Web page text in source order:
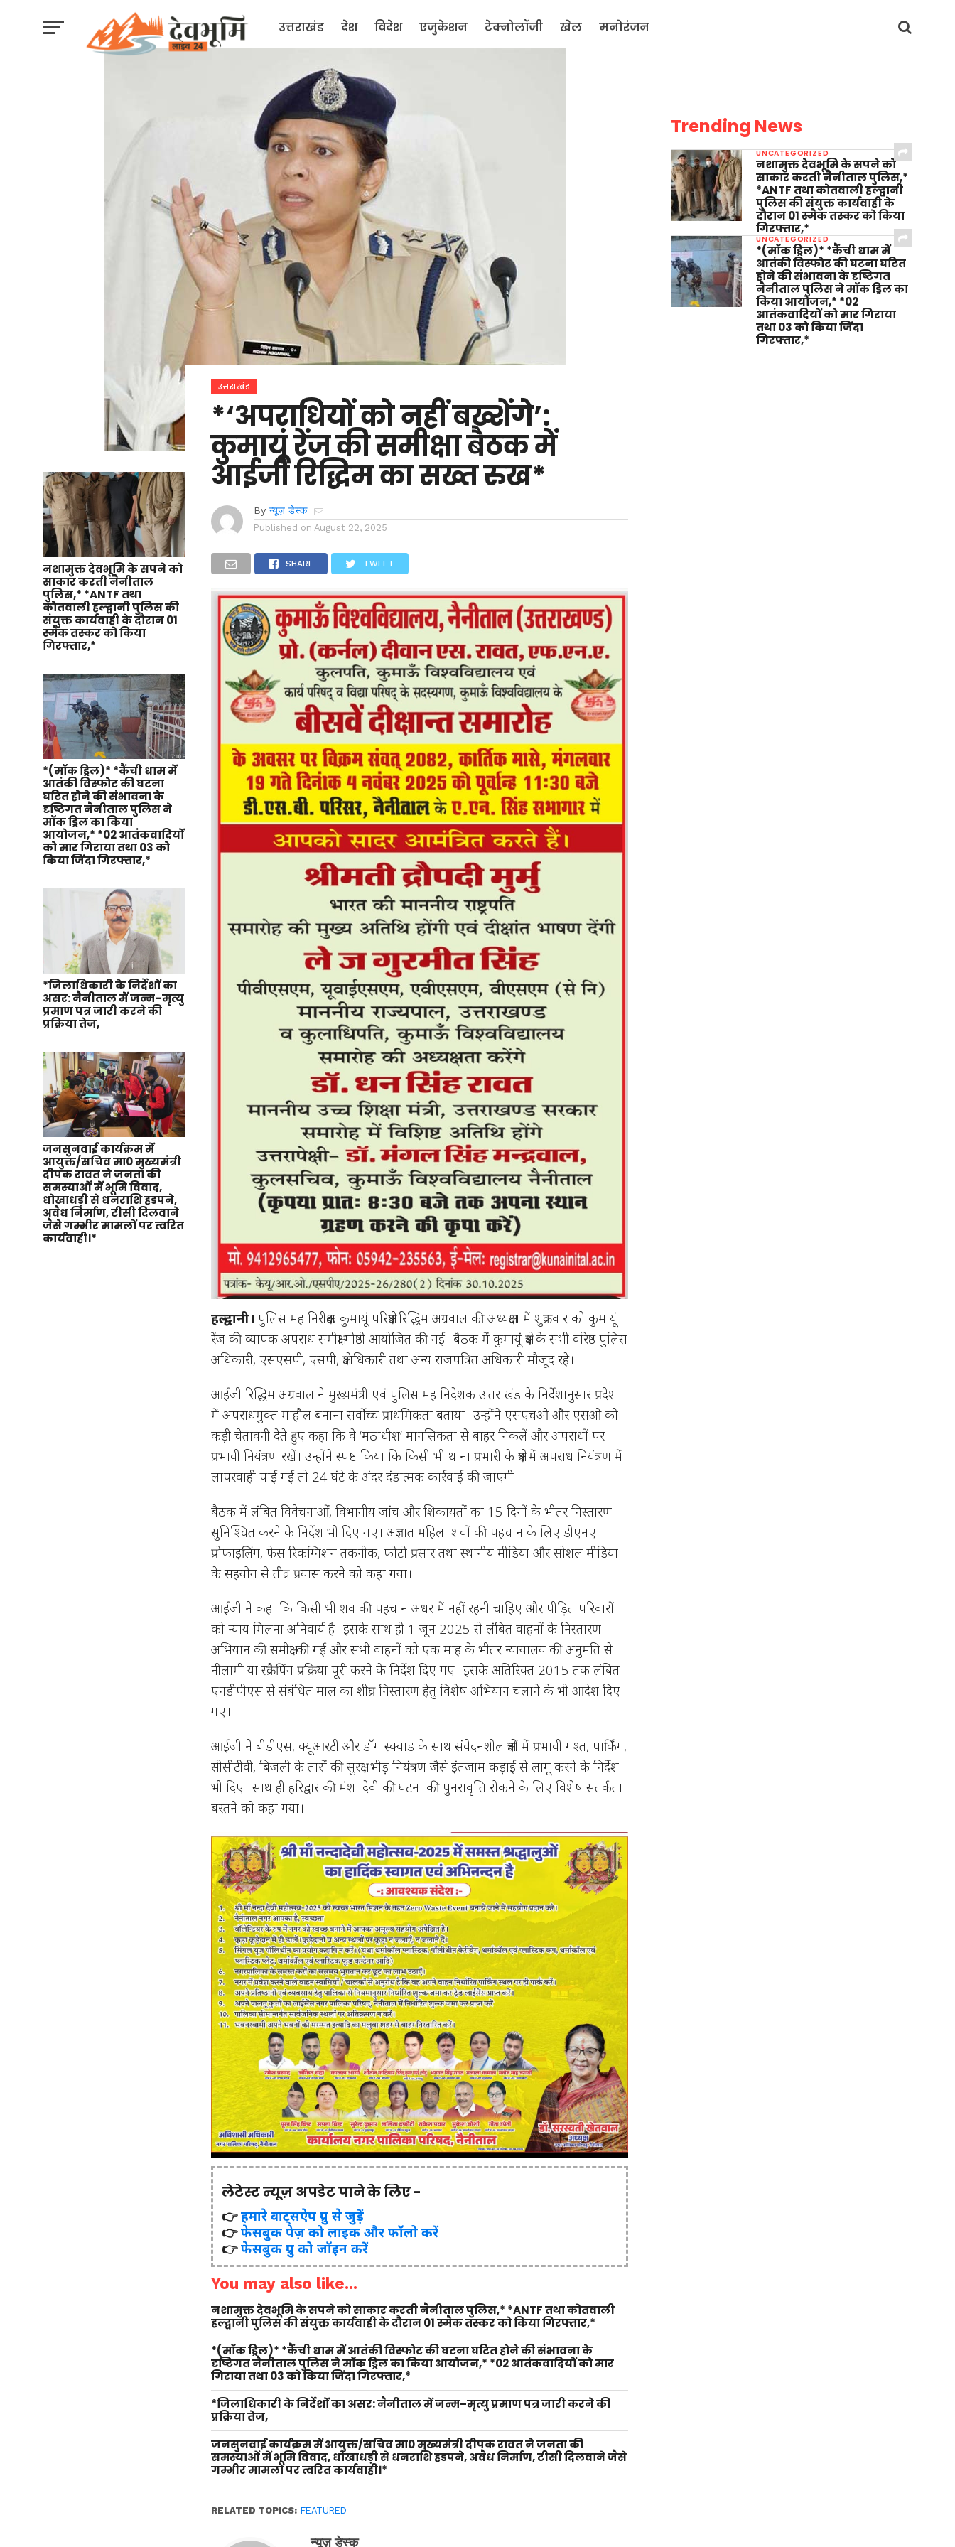
उत्तराखंड देश विदेश एजुकेशन टेक्नोलॉजी खेल मनोरंजन
नशामुक्त देवभूमि के सपने को
साकार करती नैनीताल
पुलिस,* *ANTF तथा
कोतवाली हल्द्वानी पुलिस की
संयुक्त कार्यवाही के दौरान 01
स्मैक तस्कर को किया
गिरफ्तार,*
*(मॉक ड्रिल)* *कैंची धाम में
आतंकी विस्फोट की घटना
घटित होने की संभावना के
दृष्टिगत नैनीताल पुलिस ने
मॉक ड्रिल का किया
आयोजन,* *02 आतंकवादियों
को मार गिराया तथा 03 को
किया जिंदा गिरफ्तार,*
*जिलाधिकारी के निर्देशों का
असर: नैनीताल में जन्म–मृत्यु
प्रमाण पत्र जारी करने की
प्रक्रिया तेज,
जनसुनवाई कार्यक्रम में
आयुक्त/सचिव मा0 मुख्यमंत्री
दीपक रावत ने जनता की
समस्याओं में भूमि विवाद,
धोखाधड़ी से धनराशि हडपने,
अवैध निर्माण, टीसी दिलवाने
जैसे गम्भीर मामलों पर त्वरित
कार्यवाही।*
उत्तराखंड
*‘अपराधियों को नहीं बख्शेंगे’:
कुमायूं रेंज की समीक्षा बैठक में
आईजी रिद्धिम का सख्त रुख*
By न्यूज़ डेस्क
Published on August 22, 2025
SHARE TWEET
हल्द्वानी। पुलिस महानिरीक्षक कुमायूं परिक्षेत्र रिद्धिम अग्रवाल की अध्यक्षता में शुक्रवार को कुमायूं
रेंज की व्यापक अपराध समीक्षा गोष्ठी आयोजित की गई। बैठक में कुमायूं क्षेत्र के सभी वरिष्ठ पुलिस
अधिकारी, एसएसपी, एसपी, क्षेत्राधिकारी तथा अन्य राजपत्रित अधिकारी मौजूद रहे।
आईजी रिद्धिम अग्रवाल ने मुख्यमंत्री एवं पुलिस महानिदेशक उत्तराखंड के निर्देशानुसार प्रदेश
में अपराधमुक्त माहौल बनाना सर्वोच्च प्राथमिकता बताया। उन्होंने एसएचओ और एसओ को
कड़ी चेतावनी देते हुए कहा कि वे ‘मठाधीश’ मानसिकता से बाहर निकलें और अपराधों पर
प्रभावी नियंत्रण रखें। उन्होंने स्पष्ट किया कि किसी भी थाना प्रभारी के क्षेत्र में अपराध नियंत्रण में
लापरवाही पाई गई तो 24 घंटे के अंदर दंडात्मक कार्रवाई की जाएगी।
बैठक में लंबित विवेचनाओं, विभागीय जांच और शिकायतों का 15 दिनों के भीतर निस्तारण
सुनिश्चित करने के निर्देश भी दिए गए। अज्ञात महिला शवों की पहचान के लिए डीएनए
प्रोफाइलिंग, फेस रिकग्निशन तकनीक, फोटो प्रसार तथा स्थानीय मीडिया और सोशल मीडिया
के सहयोग से तीव्र प्रयास करने को कहा गया।
आईजी ने कहा कि किसी भी शव की पहचान अधर में नहीं रहनी चाहिए और पीड़ित परिवारों
को न्याय मिलना अनिवार्य है। इसके साथ ही 1 जून 2025 से लंबित वाहनों के निस्तारण
अभियान की समीक्षा की गई और सभी वाहनों को एक माह के भीतर न्यायालय की अनुमति से
नीलामी या स्क्रैपिंग प्रक्रिया पूरी करने के निर्देश दिए गए। इसके अतिरिक्त 2015 तक लंबित
एनडीपीएस से संबंधित माल का शीघ्र निस्तारण हेतु विशेष अभियान चलाने के भी आदेश दिए
गए।
आईजी ने बीडीएस, क्यूआरटी और डॉग स्क्वाड के साथ संवेदनशील क्षेत्रों में प्रभावी गश्त, पार्किंग,
सीसीटीवी, बिजली के तारों की सुरक्षा, भीड़ नियंत्रण जैसे इंतजाम कड़ाई से लागू करने के निर्देश
भी दिए। साथ ही हरिद्वार की मंशा देवी की घटना की पुनरावृत्ति रोकने के लिए विशेष सतर्कता
बरतने को कहा गया।
लेटेस्ट न्यूज़ अपडेट पाने के लिए -
👉हमारे वाट्सऐप ग्रुप से जुड़ें
👉फेसबुक पेज़ को लाइक और फॉलो करें
👉फेसबुक ग्रुप को जॉइन करें
You may also like...
नशामुक्त देवभूमि के सपने को साकार करती नैनीताल पुलिस,* *ANTF तथा कोतवाली
हल्द्वानी पुलिस की संयुक्त कार्यवाही के दौरान 01 स्मैक तस्कर को किया गिरफ्तार,*
*(मॉक ड्रिल)* *कैंची धाम में आतंकी विस्फोट की घटना घटित होने की संभावना के
दृष्टिगत नैनीताल पुलिस ने मॉक ड्रिल का किया आयोजन,* *02 आतंकवादियों को मार
गिराया तथा 03 को किया जिंदा गिरफ्तार,*
*जिलाधिकारी के निर्देशों का असर: नैनीताल में जन्म–मृत्यु प्रमाण पत्र जारी करने की
प्रक्रिया तेज,
जनसुनवाई कार्यक्रम में आयुक्त/सचिव मा0 मुख्यमंत्री दीपक रावत ने जनता की
समस्याओं में भूमि विवाद, धोखाधड़ी से धनराशि हडपने, अवैध निर्माण, टीसी दिलवाने जैसे
गम्भीर मामलों पर त्वरित कार्यवाही।*
RELATED TOPICS: FEATURED
न्यूज़ डेस्क
Trending News
UNCATEGORIZED
नशामुक्त देवभूमि के सपने को
साकार करती नैनीताल पुलिस,*
*ANTF तथा कोतवाली हल्द्वानी
पुलिस की संयुक्त कार्यवाही के
दौरान 01 स्मैक तस्कर को किया
गिरफ्तार,*
UNCATEGORIZED
*(मॉक ड्रिल)* *कैंची धाम में
आतंकी विस्फोट की घटना घटित
होने की संभावना के दृष्टिगत
नैनीताल पुलिस ने मॉक ड्रिल का
किया आयोजन,* *02
आतंकवादियों को मार गिराया
तथा 03 को किया जिंदा
गिरफ्तार,*